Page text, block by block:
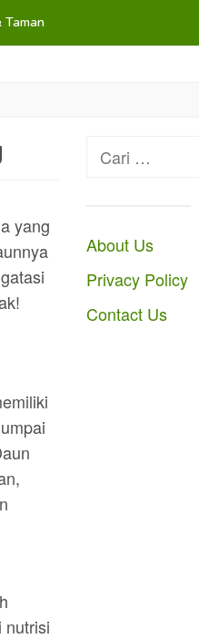
Taman
yang
nutrisi
Cari
About Us
Privacy Policy
Contact Us